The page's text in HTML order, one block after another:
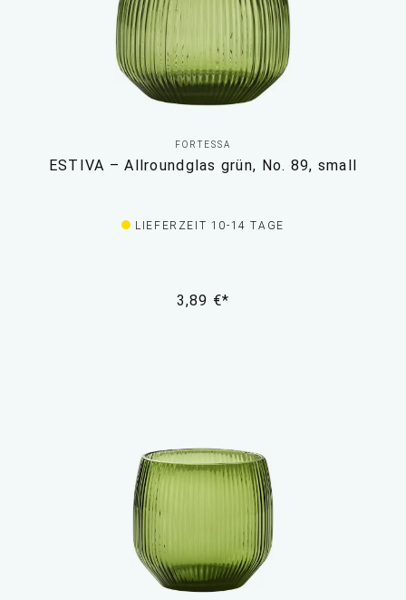
FORTESSA
ESTIVA – Allroundglas grün, No. 89, small
LIEFERZEIT 10-14 TAGE
3,89 €*